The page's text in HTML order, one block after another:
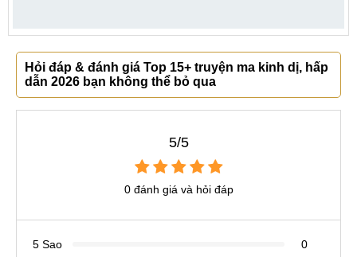
Hỏi đáp & đánh giá Top 15+ truyện ma kinh dị, hấp
dẫn 2026 bạn không thể bỏ qua
5/5
0 đánh giá và hỏi đáp
5 Sao
0